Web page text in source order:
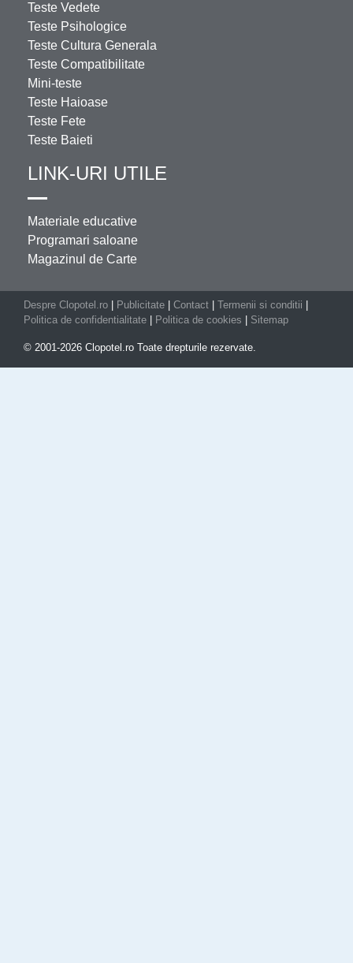
Teste Vedete
Teste Psihologice
Teste Cultura Generala
Teste Compatibilitate
Mini-teste
Teste Haioase
Teste Fete
Teste Baieti
LINK-URI UTILE
Materiale educative
Programari saloane
Magazinul de Carte
Despre Clopotel.ro Publicitate Contact Termenii si conditii
Politica de confidentialitate
Politica de cookies Sitemap
© 2001-2026 Clopotel.ro Toate drepturile rezervate.